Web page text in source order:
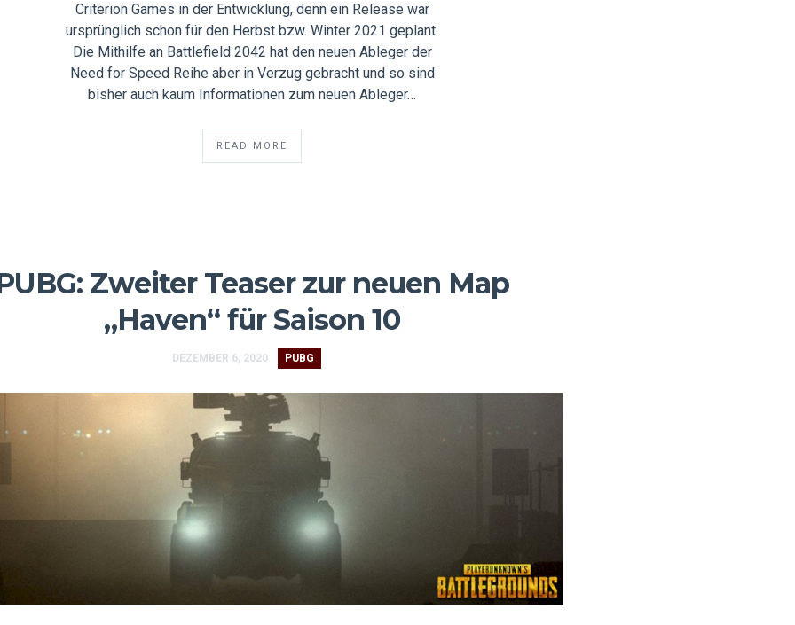
Criterion Games in der Entwicklung, denn ein Release war
ursprünglich schon für den Herbst bzw. Winter 2021 geplant.
Die Mithilfe an Battlefield 2042 hat den neuen Ableger der
Need for Speed Reihe aber in Verzug gebracht und so sind
bisher auch kaum Informationen zum neuen Ableger…
READ MORE
Zweiter Teaser zur neuen Map
„Haven“ für Saison 10
DEZEMBER 6, 2020 PUBG